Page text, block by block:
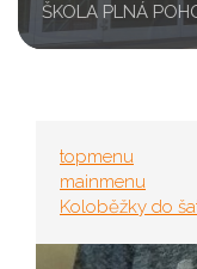
ŠKOLA PLNÁ
topmenu
mainmenu
Koloběžky do